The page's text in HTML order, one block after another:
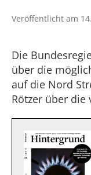
Veröffentlicht am
Die
über die
auf die Nord
Rötzer über die